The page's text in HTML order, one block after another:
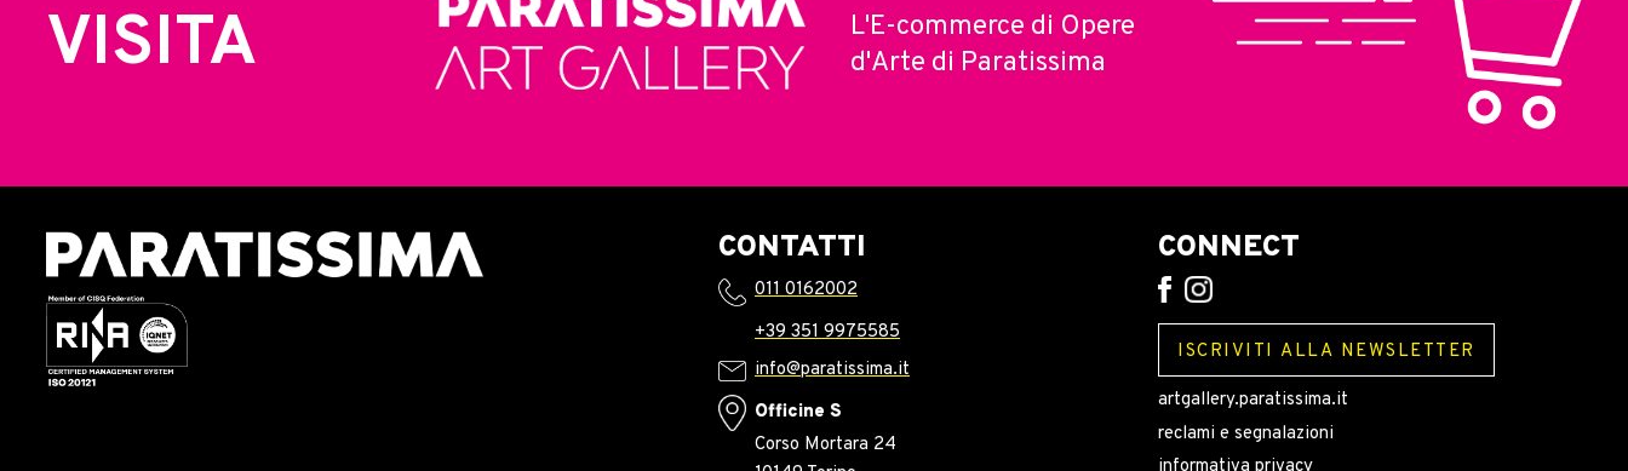
VISITA
L'E-commerce di Opere
d'Arte di Paratissima
CONTATTI
011 0162002
+39 351 9975585
info@paratissima.it
Officine S
Corso Mortara 24
CONNECT
ISCRIVITI ALLA NEWSLETTER
artgallery.paratissima.it
reclami e segnalazioni